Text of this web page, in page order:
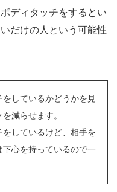
ディタッチをするとい
だけの人という可能性
しているかどうかを見
減らせます。
しているけど、相手を
心を持っているので一